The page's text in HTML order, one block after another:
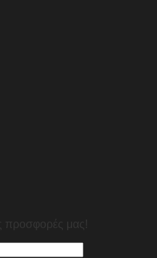
προσφορές μας!